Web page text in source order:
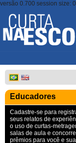
versão 0.700 session size:
Educadores
Cadastre-se para
seus relatos de
o uso de curtas-
salas de aula e
prêmios para você e